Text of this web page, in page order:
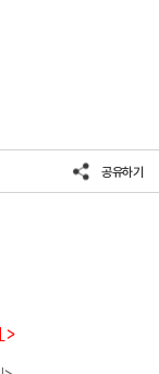
공유하기